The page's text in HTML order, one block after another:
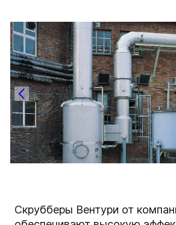
Скрубберы Вентури от